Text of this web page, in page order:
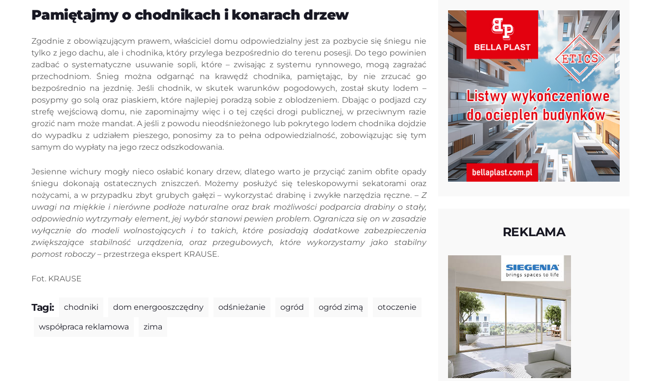
Pamiętajmy o chodnikach i konarach drzew
Zgodnie z obowiązującym prawem, właściciel domu odpowiedzialny jest za pozbycie się śniegu nie
tylko z jego dachu, ale i chodnika, który przylega bezpośrednio do terenu posesji. Do tego powinien
zadbać o systematyczne usuwanie sopli, które – zwisając z systemu rynnowego, mogą zagrażać
przechodniom. Śnieg można odgarnąć na krawędź chodnika, pamiętając, by nie zrzucać go
bezpośrednio na jezdnię. Jeśli chodnik, w skutek warunków pogodowych, został skuty lodem –
posypmy go solą oraz piaskiem, które najlepiej poradzą sobie z oblodzeniem. Dbając o podjazd czy
strefę wejściową domu, nie zapominajmy więc i o tej części drogi publicznej, w przeciwnym razie
grozić nam może mandat. A jeśli z powodu nieodśnieżonego lub pokrytego lodem chodnika dojdzie
do wypadku z udziałem pieszego, ponosimy za to pełna odpowiedzialność, zobowiązując się tym
samym do wypłaty na jego rzecz odszkodowania.
Jesienne wichury mogły nieco osłabić konary drzew, dlatego warto je przyciąć zanim obfite opady
śniegu dokonają ostatecznych zniszczeń. Możemy posłużyć się teleskopowymi sekatorami oraz
nożycami, a w przypadku zbyt grubych gałęzi – wykorzystać drabinę i zwykłe narzędzia ręczne. – Z
uwagi na miękkie i nierówne podłoże naturalne oraz brak możliwości podparcia drabiny o stały,
odpowiednio wytrzymały element, jej wybór stanowi pewien problem. Ogranicza się on w zasadzie
wyłącznie do modeli wolnostojących i to takich, które posiadają dodatkowe zabezpieczenia
zwiększające stabilność urządzenia, oraz przegubowych, które wykorzystamy jako stabilny
pomost roboczy– przestrzega ekspert KRAUSE.
Fot. KRAUSE
Tagi: chodniki dom energooszczędny odśnieżanie ogród ogród zimą otoczenie
współpraca reklamowa zima
REKLAMA